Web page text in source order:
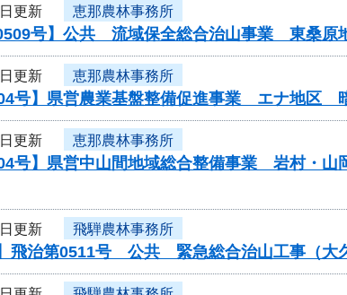
更新 恵那農林事務所
0509号】公共 流域保全総合治山事業 東桑原
更新 恵那農林事務所
号】県営農業基盤整備促進事業 エナ地区
更新 恵那農林事務所
号】県営中山間地域総合整備事業 岩村・
更新 飛騨農林事務所
】飛治第0511号 公共 緊急総合治山工事（大